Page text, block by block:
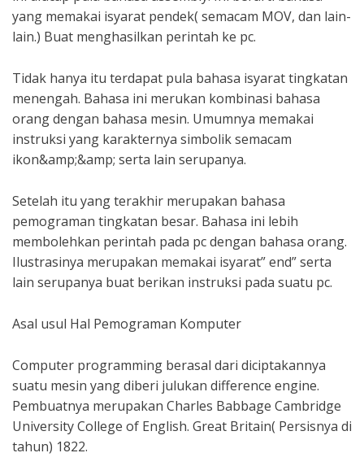
yang memakai isyarat pendek( semacam MOV, dan lain-
lain.) Buat menghasilkan perintah ke pc.
Tidak hanya itu terdapat pula bahasa isyarat tingkatan
menengah. Bahasa ini merukan kombinasi bahasa
orang dengan bahasa mesin. Umumnya memakai
instruksi yang karakternya simbolik semacam
ikon&amp;&amp; serta lain serupanya.
Setelah itu yang terakhir merupakan bahasa
pemograman tingkatan besar. Bahasa ini lebih
membolehkan perintah pada pc dengan bahasa orang.
Ilustrasinya merupakan memakai isyarat” end” serta
lain serupanya buat berikan instruksi pada suatu pc.
Asal usul Hal Pemograman Komputer
Computer programming berasal dari diciptakannya
suatu mesin yang diberi julukan difference engine.
Pembuatnya merupakan Charles Babbage Cambridge
University College of English. Great Britain( Persisnya di
tahun) 1822.